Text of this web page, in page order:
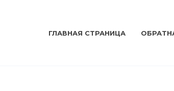
ГЛАВНАЯ СТРАНИЦА